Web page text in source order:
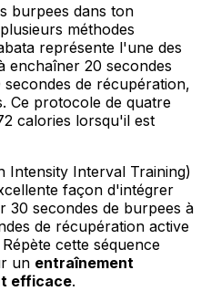
burpees dans ton
méthodes
représente l'une des
enchaîner 20 secondes
de récupération,
Ce protocole de quatre
calories lorsqu'il est
Intensity Interval Training)
façon d'intégrer
30 secondes de burpees à
de récupération active
cette séquence
un entraînement
efficace.